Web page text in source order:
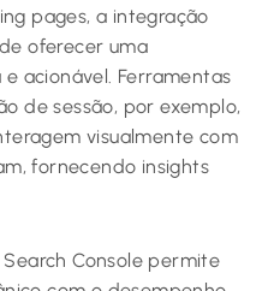
pages, a integração
oferecer uma
acionável. Ferramentas
de sessão, por exemplo,
visualmente com
fornecendo insights
Console permite